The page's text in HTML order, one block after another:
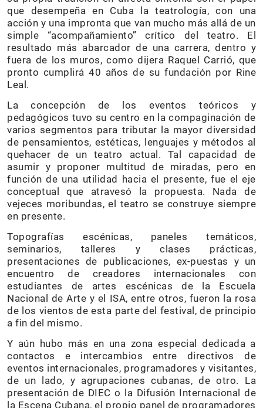
que desempeña en Cuba la teatrología, con una
acción y una impronta que van mucho más allá de un
simple “acompañamiento” crítico del teatro. El
resultado más abarcador de una carrera, dentro y
fuera de los muros, como dijera Raquel Carrió, que
pronto cumplirá 40 años de su fundación por Rine
Leal.
La concepción de los eventos teóricos y
pedagógicos tuvo su centro en la compaginación de
varios segmentos para tributar la mayor diversidad
de pensamientos, estéticas, lenguajes y métodos al
quehacer de un teatro actual. Tal capacidad de
asumir y proponer multitud de miradas, pero en
función de una utilidad hacia el presente, fue el eje
conceptual que atravesó la propuesta. Nada de
vejeces moribundas, el teatro se construye siempre
en presente.
Topografías escénicas, paneles temáticos,
seminarios, talleres y clases prácticas,
presentaciones de publicaciones, ex-puestas y un
encuentro de creadores internacionales con
estudiantes de artes escénicas de la Escuela
Nacional de Arte y el ISA, entre otros, fueron la rosa
de los vientos de esta parte del festival, de principio
a fin del mismo.
Y aún hubo más en una zona especial dedicada a
contactos e intercambios entre directivos de
eventos internacionales, programadores y visitantes,
de un lado, y agrupaciones cubanas, de otro. La
presentación de DIEC o la Difusión Internacional de
la Escena Cubana, el propio panel de programadores